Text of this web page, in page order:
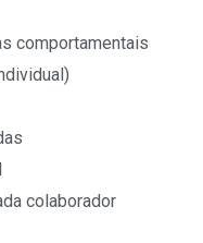
comportamentais
colaborador